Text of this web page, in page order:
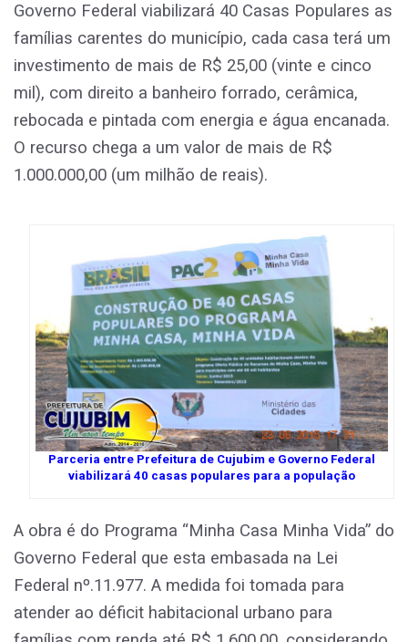
Governo Federal viabilizará 40 Casas Populares as
famílias carentes do município, cada casa terá um
investimento de mais de R$ 25,00 (vinte e cinco
mil), com direito a banheiro forrado, cerâmica,
rebocada e pintada com energia e água encanada.
O recurso chega a um valor de mais de R$
1.000.000,00 (um milhão de reais).
Parceria entre Prefeitura de Cujubim e Governo Federal
viabilizará 40 casas populares para a população
A obra é do Programa “Minha Casa Minha Vida” do
Governo Federal que esta embasada na Lei
Federal nº.11.977. A medida foi tomada para
atender ao déficit habitacional urbano para